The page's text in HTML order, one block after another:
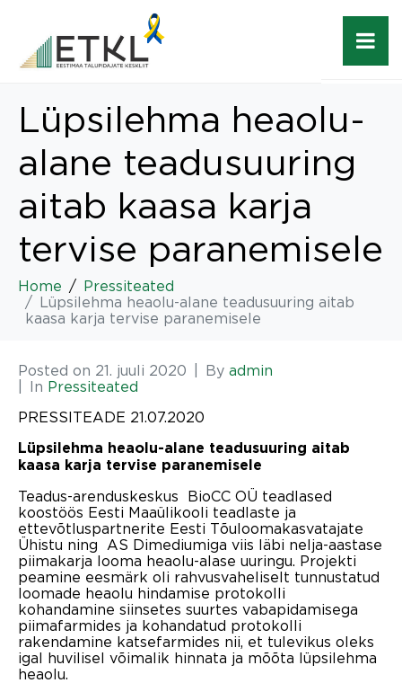
Lüpsilehma heaolu-
alane teadusuuring
aitab kaasa karja
tervise paranemisele
Home
Pressiteated
Lüpsilehma heaolu-alane teadusuuring aitab
kaasa karja tervise paranemisele
Posted on 21. juuli 2020 By admin
In Pressiteated
PRESSITEADE 21.07.2020
Lüpsilehma heaolu-alane teadusuuring aitab
kaasa karja tervise paranemisele
Teadus-arenduskeskus BioCC OÜ teadlased
koostöös Eesti Maaülikooli teadlaste ja
ettevõtluspartnerite Eesti Tõuloomakasvatajate
Ühistu ning AS Dimediumiga viis läbi nelja-aastase
piimakarja looma heaolu-alase uuringu. Projekti
peamine eesmärk oli rahvusvaheliselt tunnustatud
loomade heaolu hindamise protokolli
kohandamine siinsetes suurtes vabapidamisega
piimafarmides ja kohandatud protokolli
rakendamine katsefarmides nii, et tulevikus oleks
igal huvilisel võimalik hinnata ja mõõta lüpsilehma
heaolu.